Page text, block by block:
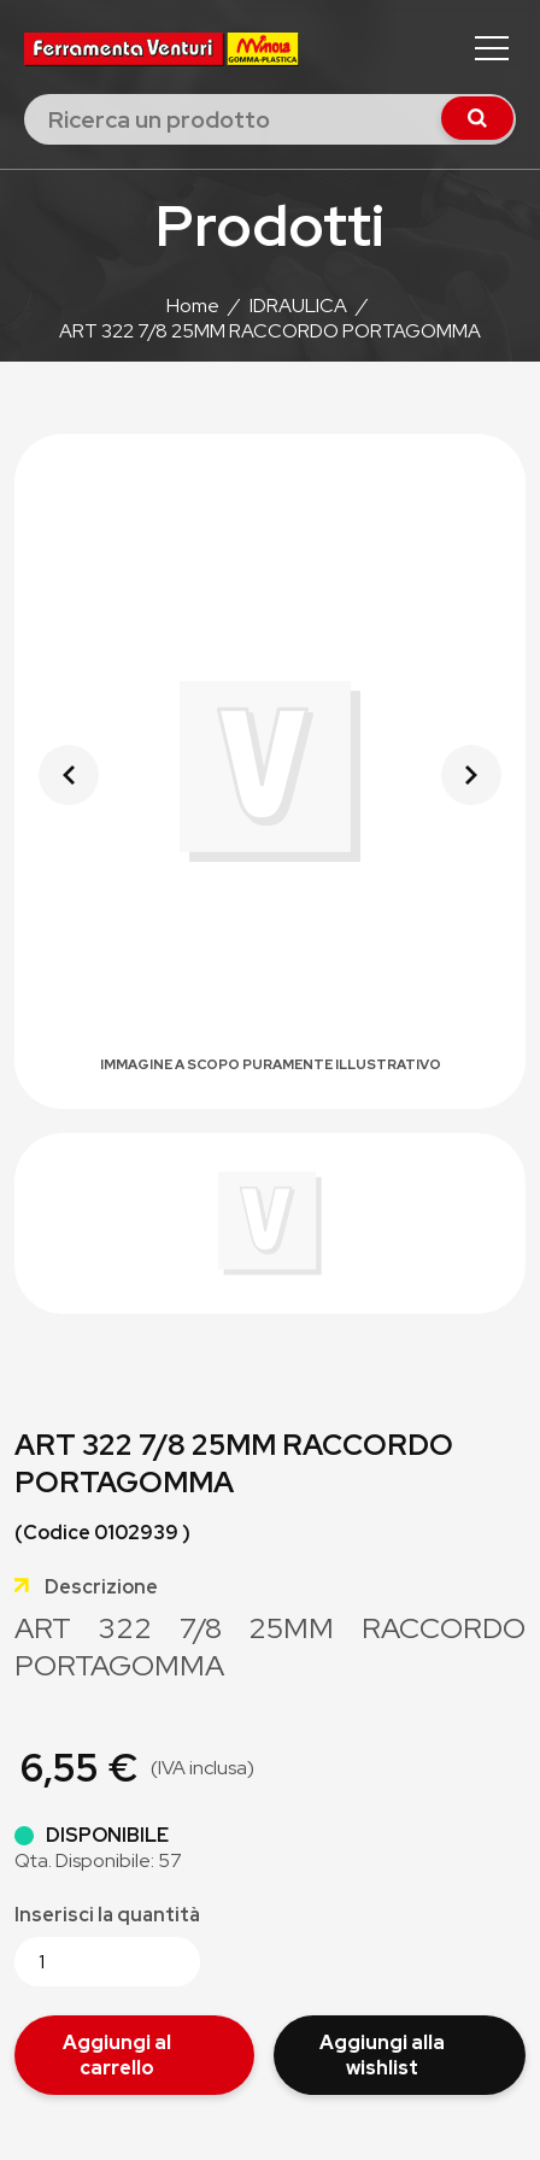
Prodotti
Home / IDRAULICA /
ART 322 7/8 25MM RACCORDO PORTAGOMMA
IMMAGINE A SCOPO PURAMENTE ILLUSTRATIVO
ART 322 7/8 25MM RACCORDO
PORTAGOMMA
(Codice 0102939 )
Descrizione
ART 322 7/8 25MM RACCORDO
PORTAGOMMA
6,55 € (IVA inclusa)
DISPONIBILE
Qta. Disponibile: 57
Inserisci la quantità
Aggiungi al
carrello
Aggiungi alla
wishlist